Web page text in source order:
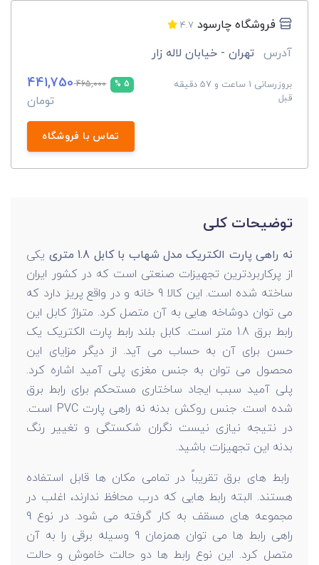
فروشگاه چارسود 4.7
آدرس تهران - خیابان لاله زار
بروزرسانی 1 ساعت و 57 دقیقه
قبل
5 %
465,000
441,750
تومان
تماس با فروشگاه
توضیحات کلی
نه راهی پارت الکتریک مدل شهاب با کابل 1.8 متری
یکی
از پرکاربردترین تجهیزات صنعتی است که در کشور ایران
ساخته شده است. این کالا 9 خانه و در واقع پریز دارد که
می توان دوشاخه هایی به آن متصل کرد. متراژ کابل این
رابط برق 1.8 متر است. کابل بلند رابط پارت الکتریک یک
حسن برای آن به حساب می آید. از دیگر مزایای این
محصول می توان به جنس مغزی پلی آمید اشاره کرد.
پلی آمید سبب ایجاد ساختاری مستحکم برای رابط برق
شده است. جنس روکش بدنه نه راهی پارت PVC است.
در نتیجه نیازی نیست نگران شکستگی و تغییر رنگ
بدنه این تجهیزات باشید.
رابط های برق تقریباً در تمامی مکان ها قابل استفاده
هستند. البته رابط هایی که درب محافظ ندارند، اغلب در
مجموعه های مسقف به کار گرفته می شود. در نوع 9
راهی رابط ها می توان همزمان 9 وسیله برقی را به آن
متصل کرد. این نوع رابط ها دو حالت خاموش و حالت